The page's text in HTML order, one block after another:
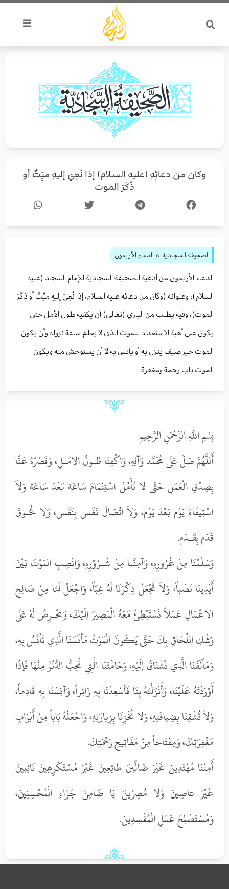
تخطي
المحتوى
وكان من دعائِهِ (عليه السلام) إذا نُعِيَ إليهِ ميِّتٌ أو
ذَكَرَ الموت
الصحيفة السجادية » الدعاء الأربعون
الدعاء الأربعون من أدعية الصحيفة السجادية للإمام السجاد (عليه
السلام)، وعنوانه (وكان من دعائه عليه السلام، إذا نُعِيَ إليهِ ميِّتٌ أو ذَكَرَ
الموت)، وفيه يطلب من الباري (تعالى) أن يكفيه طول الأمل حتى
يكون على أهبة الاستعداد للموت الذي لا يعلم ساعة نزوله وأن يكون
الموت خير ضيف ينزل به أو يأنس به لا أن يستوحش منه ويكون
الموت باب رحمة ومغفرة.
بِسْمِ اللَّهِ الرَّحْمَنِ الرَّحِيمِ
أَللَّهُمَّ صَلِّ عَلَى مُحَمَّد وَآلِهِ، وَاكْفِنَا طُـولَ الامَـلِ، وَقَصِّرْهُ عَنَّا
بِصِدْقِ الْعَمَلِ حَتَّى لا نُأَمِّلَ اسْتِتْمَامَ سَاعَة بَعْدَ سَاعَة وَلاَ
اسْتِيفَاءَ يَوْم بَعْدَ يَوْم، وَلاَ اتِّصَالَ نَفَس بِنَفَس، وَلا لُحُـوقَ
قَدَم بِقَـدَم.
وَسَلِّمْنَا مِنْ غُرُورِهِ، وَآمِنَّـا مِنْ شُـرُوْرِهِ، وَانْصِبِ المَوْتَ بَيْنَ
أَيْدِينَا نَصْباً، وَلاَ تَجْعَلْ ذِكْرَنَا لَهُ غِبّاً، وَاجْعَلْ لَنَا مِنْ صَالِحِ
الاعْمَالِ عَمَلاً نَسْتَبْطِئُ مَعَهُ الْمَصِيرَ إلَيْكَ، وَنحْـرِصُ لَهُ عَلَى
وَشْكِ اللِّحَاقِ بِكَ حَتَّى يَكُونَ الْمَوْتُ مَأنَسَنَا الَّذِي نَأنَسُ بِهِ،
وَمَألَفَنَا الَّذِي نَشْتَاقُ إلَيْهِ، وَحَامَّتَنَا الَّتِي نُحِبُّ الدُّنُوَّ مِنْهَا فَإذَا
أَوْرَدْتَهُ عَلَيْنَا، وَأَنْزَلْتَهُ بِنَا فَأسْعِدْنَا بِهِ زَائِراً، وَآنِسْنَا بِهِ قَادِماً،
وَلاَ تُشْقِنَا بِضِيافَتِهِ، وَلا تُخْزِنَا بِزِيارَتِهِ، وَاجْعَلْهُ بَاباً مِنْ أَبْوَابِ
مَغْفِرَتِكَ، وَمِفْتَاحاً مِنْ مَفَاتِيحِ رَحْمَتِكَ.
أَمِتْنَا مُهْتَدِينَ غَيْرَ ضَالِّينَ طائِعِينَ غَيْرَ مُسْتَكْرِهِينَ تَائِبينَ
غَيْرَ عاصِينَ وَلا مُصِرِّينَ يَا ضَامِنَ جَزَاءِ الْمُحْسِنِينَ،
وَمُسْتَصْلِحَ عَمَلِ الْمُفْسِدِينَ.